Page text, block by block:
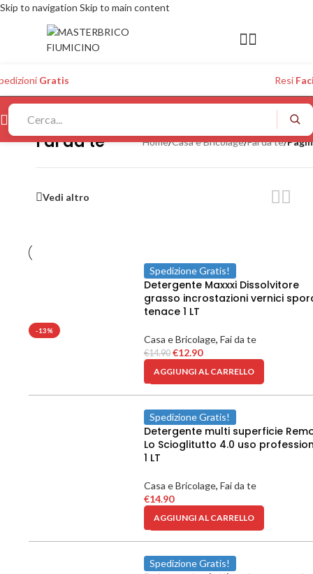
Skip to navigation Skip to main content
Gratis Resi
Fai da te Home/Casa e Bricolage/Fai da te/
Vedi altro
-13%
Spedizione Gratis!
Detergente Maxxxi Dissolvitore
grasso incrostazioni vernici
tenace 1 LT
Casa e Bricolage, Fai da te
€14.90 €12.90
AGGIUNGI AL CARRELLO
Spedizione Gratis!
Detergente multi superficie
Lo Scioglitutto 4.0 uso
1 LT
Casa e Bricolage, Fai da te
€14.90
AGGIUNGI AL CARRELLO
Spedizione Gratis!